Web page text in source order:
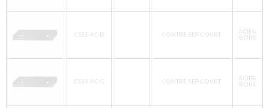
CS33-XC-D CONTRE-SEP COURT
ACIER
BORE
CS33-XC-G CONTRE-SEP COURT
ACIER
BORE